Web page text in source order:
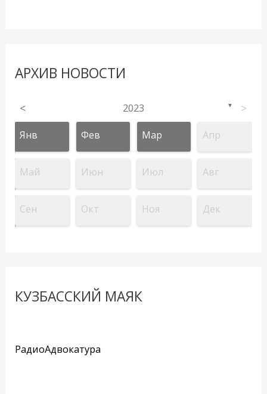
АРХИВ НОВОСТИ
< 2023 ▼ >
Янв Фев Мар Апр
Май Июн Июл Авг
Сен Окт Ноя Дек
КУЗБАССКИЙ МАЯК
РадиоАдвокатура